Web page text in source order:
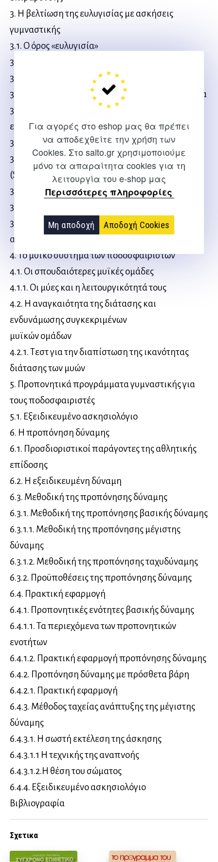
Για αγορές στο eshop μας θα πρέπει
να αποδεχθείτε την χρήση των
Cookies. Στο salto.gr χρησιμοποιούμε
μόνο τα απαραίτητα cookies για τη
λειτουργία του e-shop μας
Περισσότερες πληροφορίες
Μη αποδοχή Αποδοχή Cookies
3. Η βελτίωση της ευλυγισίας με ασκήσεις
γυμναστικής
3.1. Ο όρος «ευλυγισία»
3.2. Μορφές ευλυγισίας
3.3. Ο ρόλος της ευλυγισίας
3.4. Παράγοντες που προσδιορίζουν την ευλυγισία
3.5. Η βελτίωση της ενεργητικής και παθητικής
ευλυγισίας
3.5.1. Η μέθοδος της δυναμικής διάτασης
3.5.2. Η μέθοδος της στατικής διάτασης
(Stretching)
3.5.2.1. Η σπουδαιότητα του «Stretching»
3.5.2.2. Η επίδραση του «Stretching»
3.5.2.3. Οδηγίες για την επιλογή και εκτέλεση
ασκήσεων «Stretching»
4. Το μυϊκό σύστημα των ποδοσφαιριστών
4.1. Οι σπουδαιότερες μυϊκές ομάδες
4.1.1. Οι μύες και η λειτουργικότητά τους
4.2. Η αναγκαιότητα της διάτασης και
ενδυνάμωσης συγκεκριμένων
μυϊκών ομάδων
4.2.1. Τεστ για την διαπίστωση της ικανότητας
διάτασης των μυών
5. Προπονητικά προγράμματα γυμναστικής για
τους ποδοσφαιριστές
5.1. Εξειδικευμένο ασκησιολόγιο
6. Η προπόνηση δύναμης
6.1. Προσδιοριστικοί παράγοντες της αθλητικής
επίδοσης
6.2. Η εξειδικευμένη δύναμη
6.3. Μεθοδική της προπόνησης δύναμης
6.3.1. Μεθοδική της προπόνησης βασικής δύναμης
6.3.1.1. Μεθοδική της προπόνησης μέγιστης
δύναμης
6.3.1.2. Μεθοδική της προπόνησης ταχυδύναμης
6.3.2. Προϋποθέσεις της προπόνησης δύναμης
6.4. Πρακτική εφαρμογή
6.4.1. Προπονητικές ενότητες βασικής δύναμης
6.4.1.1. Τα περιεχόμενα των προπονητικών
ενοτήτων
6.4.1.2. Πρακτική εφαρμογή προπόνησης δύναμης
6.4.2. Προπόνηση δύναμης με πρόσθετα βάρη
6.4.2.1. Πρακτική εφαρμογή
6.4.3. Μέθοδος ταχείας ανάπτυξης της μέγιστης
δύναμης
6.4.3.1. Η σωστή εκτέλεση της άσκησης
6.4.3.1.1 Η τεχνικής της αναπνοής
6.4.3.1.2.Η θέση του σώματος
6.4.4. Εξειδικευμένο ασκησιολόγιο
Βιβλιογραφία
Σχετικα